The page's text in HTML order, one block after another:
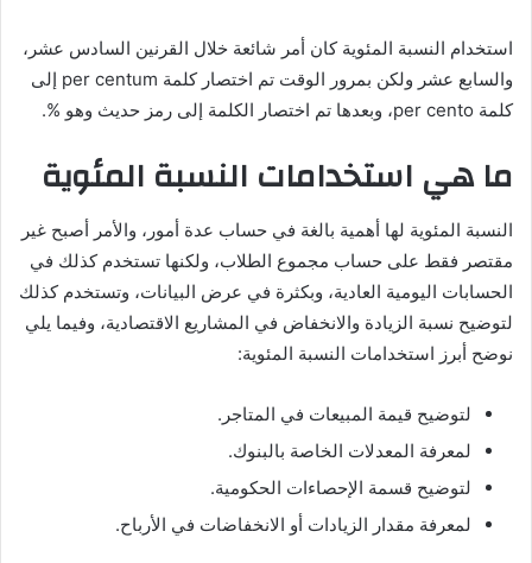
استخدام النسبة المئوية كان أمر شائعة خلال القرنين السادس عشر،
والسابع عشر ولكن بمرور الوقت تم اختصار كلمة per centum إلى
كلمة per cento، وبعدها تم اختصار الكلمة إلى رمز حديث وهو %.
ما هي استخدامات النسبة المئوية
النسبة المئوية لها أهمية بالغة في حساب عدة أمور، والأمر أصبح غير
مقتصر فقط على حساب مجموع الطلاب، ولكنها تستخدم كذلك في
الحسابات اليومية العادية، وبكثرة في عرض البيانات، وتستخدم كذلك
لتوضيح نسبة الزيادة والانخفاض في المشاريع الاقتصادية، وفيما يلي
نوضح أبرز استخدامات النسبة المئوية:
لتوضيح قيمة المبيعات في المتاجر.
لمعرفة المعدلات الخاصة بالبنوك.
لتوضيح قسمة الإحصاءات الحكومية.
لمعرفة مقدار الزيادات أو الانخفاضات في الأرباح.